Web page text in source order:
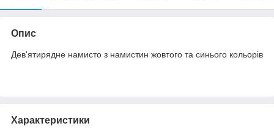
Опис
Дев'ятирядне намисто з намистин жовтого та синього кольорів
Характеристики